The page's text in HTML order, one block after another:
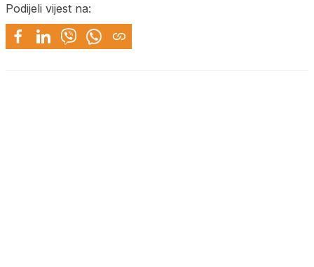
Podijeli vijest na: